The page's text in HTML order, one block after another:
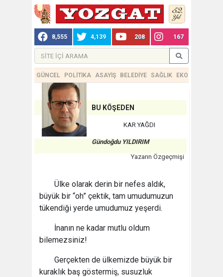
8,555 4,139 208 167
GÜNCEL POLİTİKA ASAYİŞ BELEDİYE SAĞLIK EKONOMİ
BU KÖŞEDEN
KAR YAĞDI
Gündoğdu YILDIRIM
Yazarın Özgeçmişi
Ülke olarak derin bir nefes aldık,
büyük bir “oh” çektik, tam umudumuzun
tükendiği yerde umudumuz yeşerdi.
İnanın ne kadar mutlu oldum
bilemezsiniz!
Gerçekten de ülkemizde büyük bir
kuraklık baş göstermiş, susuzluk